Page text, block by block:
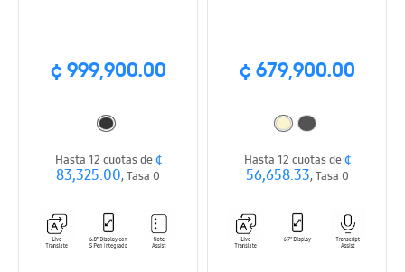
¢ 999,900.00
Hasta 12 cuotas de¢
83,325.00, Tasa 0
¢ 679,900.00
Hasta 12 cuotas de¢
56,658.33, Tasa 0